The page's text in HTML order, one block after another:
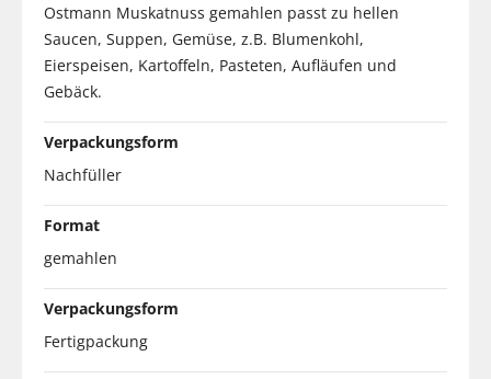
Ostmann Muskatnuss gemahlen passt zu hellen
Saucen, Suppen, Gemüse, z.B. Blumenkohl,
Eierspeisen, Kartoffeln, Pasteten, Aufläufen und
Gebäck.
Verpackungsform
Nachfüller
Format
gemahlen
Verpackungsform
Fertigpackung